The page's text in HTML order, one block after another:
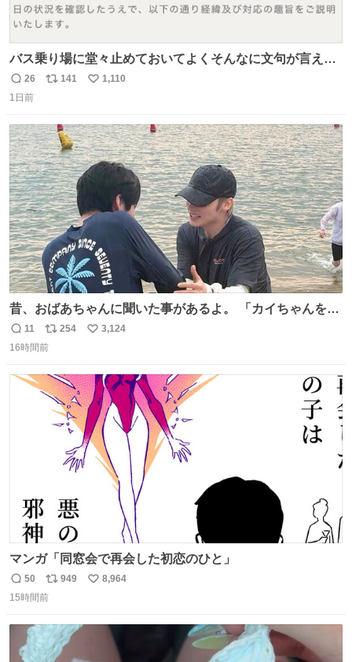
バス乗り場に堂々止めておいてよくそんなに文句が言える
ね 運転士は日本人やったのなら韓国人は関係ないし、なん
なら68歳も関係ない…
返
信
26
リ
ト
数
141
い
数
1,110
1日前
昔、おばあちゃんに聞いた事があるよ。 「カイちゃんをい
じめると、アイツが海から上がって来るぞ。」って。
返
信
11
リ
ポ
ト
数
254
い
数
3,124
16時間前
マンガ「同窓会で再会した初恋のひと」
返
信
50
リ
ポ
ト
数
949
い
8,964
15時間前